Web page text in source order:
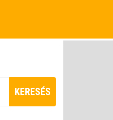
KERESÉS